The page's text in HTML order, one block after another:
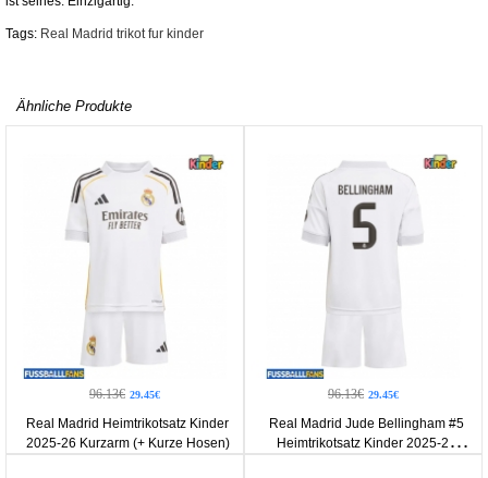
Tags: Real Madrid trikot fur kinder
Ähnliche Produkte
96.13€ 29.45€
Real Madrid Heimtrikotsatz Kinder
2025-26 Kurzarm (+ Kurze Hosen)
96.13€ 29.45€
Real Madrid Jude Bellingham #5
Heimtrikotsatz Kinder 2025-26